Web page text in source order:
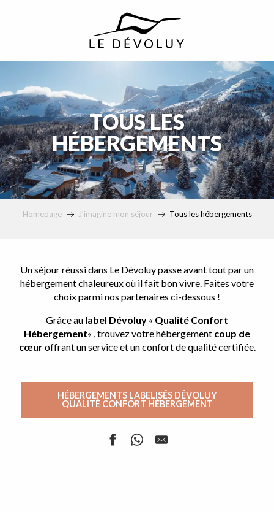
TOUS LES
HÉBERGEMENTS
Homepage J’imagine mon séjour Tous les hébergements
Un séjour réussi dans Le Dévoluy passe avant tout par un
hébergement chaleureux où il fait bon vivre. Faites votre
choix parmi nos partenaires ci-dessous !
Grâce au label Dévoluy « Qualité Confort
Hébergement« , trouvez votre hébergement coup de
cœuroffrant un service et un confort de qualité certifiée.
HÉBERGEMENTS LABELISÉS DÉVOLUY
QUALITÉ CONFORT HÉBERGEMENT